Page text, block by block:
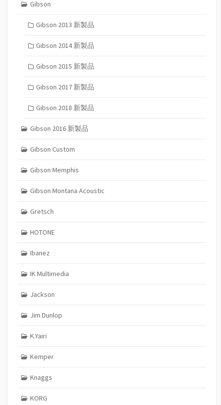
Gibson
Gibson 2013 新製品
Gibson 2014 新製品
Gibson 2015 新製品
Gibson 2017 新製品
Gibson 2018 新製品
Gibson 2016 新製品
Gibson Custom
Gibson Memphis
Gibson Montana Acoustic
Gretsch
HOTONE
Ibanez
IK Multimedia
Jackson
Jim Dunlop
K.Yairi
Kemper
Knaggs
KORG